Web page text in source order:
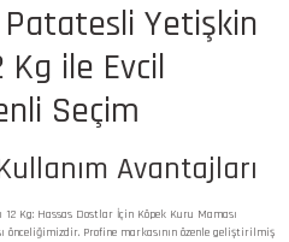
Yetişkin
Kg ile Evcil
Seçim
Avantajları
Kg: Hassas Dostlar İçin Köpek Kuru Maması
önceliğimizdir. Profine markasının özenle geliştirilmiş